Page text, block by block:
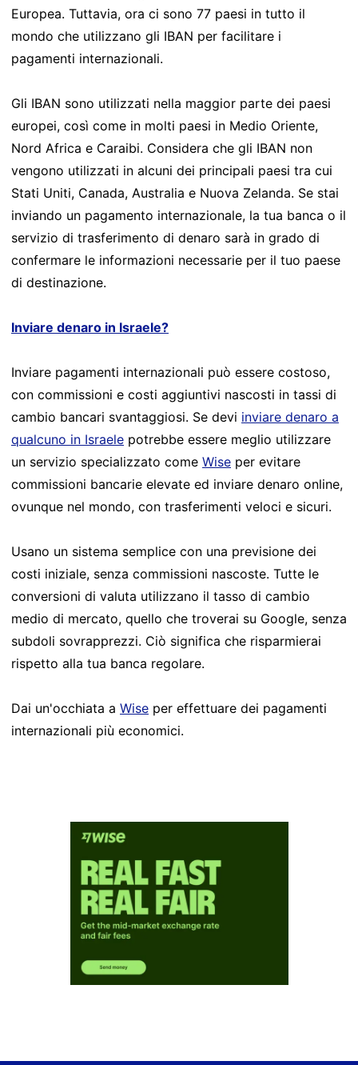
Europea. Tuttavia, ora ci sono 77 paesi in tutto il
mondo che utilizzano gli IBAN per facilitare i
pagamenti internazionali.
Gli IBAN sono utilizzati nella maggior parte dei paesi
europei, così come in molti paesi in Medio Oriente,
Nord Africa e Caraibi. Considera che gli IBAN non
vengono utilizzati in alcuni dei principali paesi tra cui
Stati Uniti, Canada, Australia e Nuova Zelanda. Se stai
inviando un pagamento internazionale, la tua banca o il
servizio di trasferimento di denaro sarà in grado di
confermare le informazioni necessarie per il tuo paese
di destinazione.
Inviare denaro in Israele?
Inviare pagamenti internazionali può essere costoso,
con commissioni e costi aggiuntivi nascosti in tassi di
cambio bancari svantaggiosi. Se devi inviare denaro a
qualcuno in Israele potrebbe essere meglio utilizzare
un servizio specializzato come Wise per evitare
commissioni bancarie elevate ed inviare denaro online,
ovunque nel mondo, con trasferimenti veloci e sicuri.
Usano un sistema semplice con una previsione dei
costi iniziale, senza commissioni nascoste. Tutte le
conversioni di valuta utilizzano il tasso di cambio
medio di mercato, quello che troverai su Google, senza
subdoli sovrapprezzi. Ciò significa che risparmierai
rispetto alla tua banca regolare.
Dai un'occhiata a Wise per effettuare dei pagamenti
internazionali più economici.